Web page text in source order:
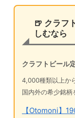
🍺 クラフ
しむなら
クラフトビール
4,000種類以上か
国内外の希少銘柄
【Otomoni】